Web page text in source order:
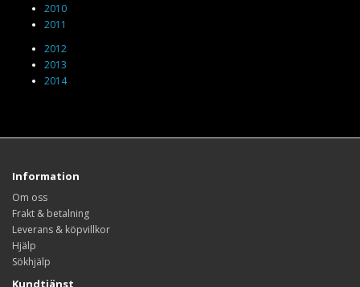
2010
2011
2012
2013
2014
Information
Om oss
Frakt & betalning
Leverans & köpvillkor
Hjälp
Sökhjälp
Kundtjänst